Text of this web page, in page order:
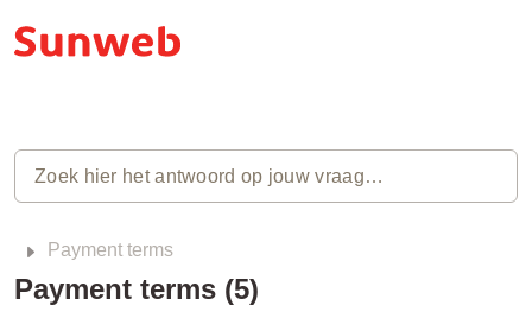
Payment terms
Payment terms (5)